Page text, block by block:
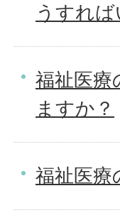
うすれば
福祉医療
ますか？
福祉医療